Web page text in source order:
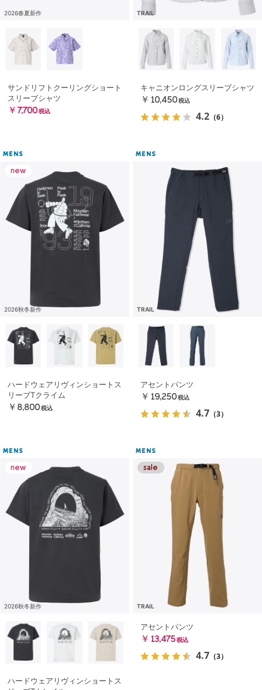
2026春夏新作
サンドリフトクーリングショート
スリーブシャツ
￥7,700 税込
TRAIL
キャニオンロングスリーブシャツ
￥10,450 税込
4.2 （6）
MENS
2026秋冬新作
ハードウェアリヴィンショートス
リーブTクライム
￥8,800 税込
MENS
TRAIL
アセントパンツ
￥19,250 税込
4.7 （3）
MENS
2026秋冬新作
ハードウェアリヴィンショートス
MENS
TRAIL
アセントパンツ
￥13,475 税込
4.7 （3）